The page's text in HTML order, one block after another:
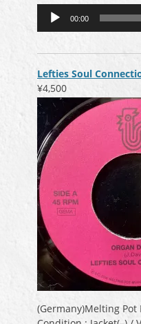
レ
ー
ヤ
ー
00:00
Lefties Soul
¥4,500
(Germany)Melting Pot